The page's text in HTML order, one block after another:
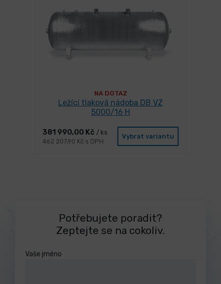
NA DOTAZ
Ležící tlaková nádoba DB VZ
5000/16 H
381 990,00 Kč / ks
462 207,90 Kč s DPH
Vybrat variantu
Potřebujete poradit?
Zeptejte se na cokoliv.
Vaše jméno